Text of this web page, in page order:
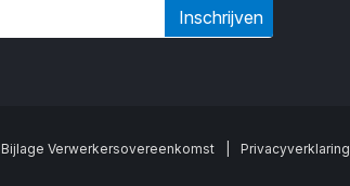
Inschrijven
Bijlage Verwerkersovereenkomst Privacyverklaring